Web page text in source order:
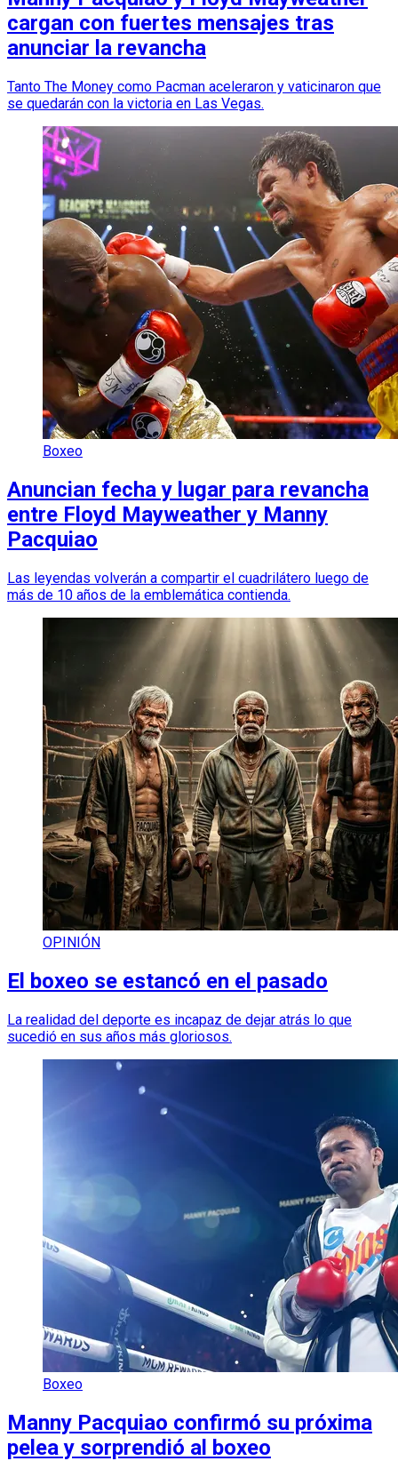
cargan con fuertes mensajes tras
anunciar la revancha
Tanto The Money como Pacman aceleraron y vaticinaron que
se quedarán con la victoria en Las Vegas.
Boxeo
Anuncian fecha y lugar para revancha
entre Floyd Mayweather y Manny
Pacquiao
Las leyendas volverán a compartir el cuadrilátero luego de
más de 10 años de la emblemática contienda.
OPINIÓN
El boxeo se estancó en el pasado
La realidad del deporte es incapaz de dejar atrás lo que
sucedió en sus años más gloriosos.
Boxeo
Manny Pacquiao confirmó su próxima
pelea y sorprendió al boxeo